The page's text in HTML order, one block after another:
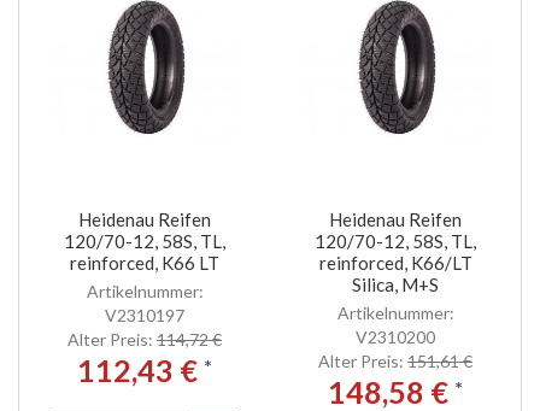
Heidenau Reifen
120/70-12, 58S, TL,
reinforced, K66 LT
Artikelnummer:
V2310197
Alter Preis: 114,72 €
112,43 € *
Heidenau Reifen
120/70-12, 58S, TL,
reinforced, K66/LT
Silica, M+S
Artikelnummer:
V2310200
Alter Preis: 151,61 €
148,58 € *